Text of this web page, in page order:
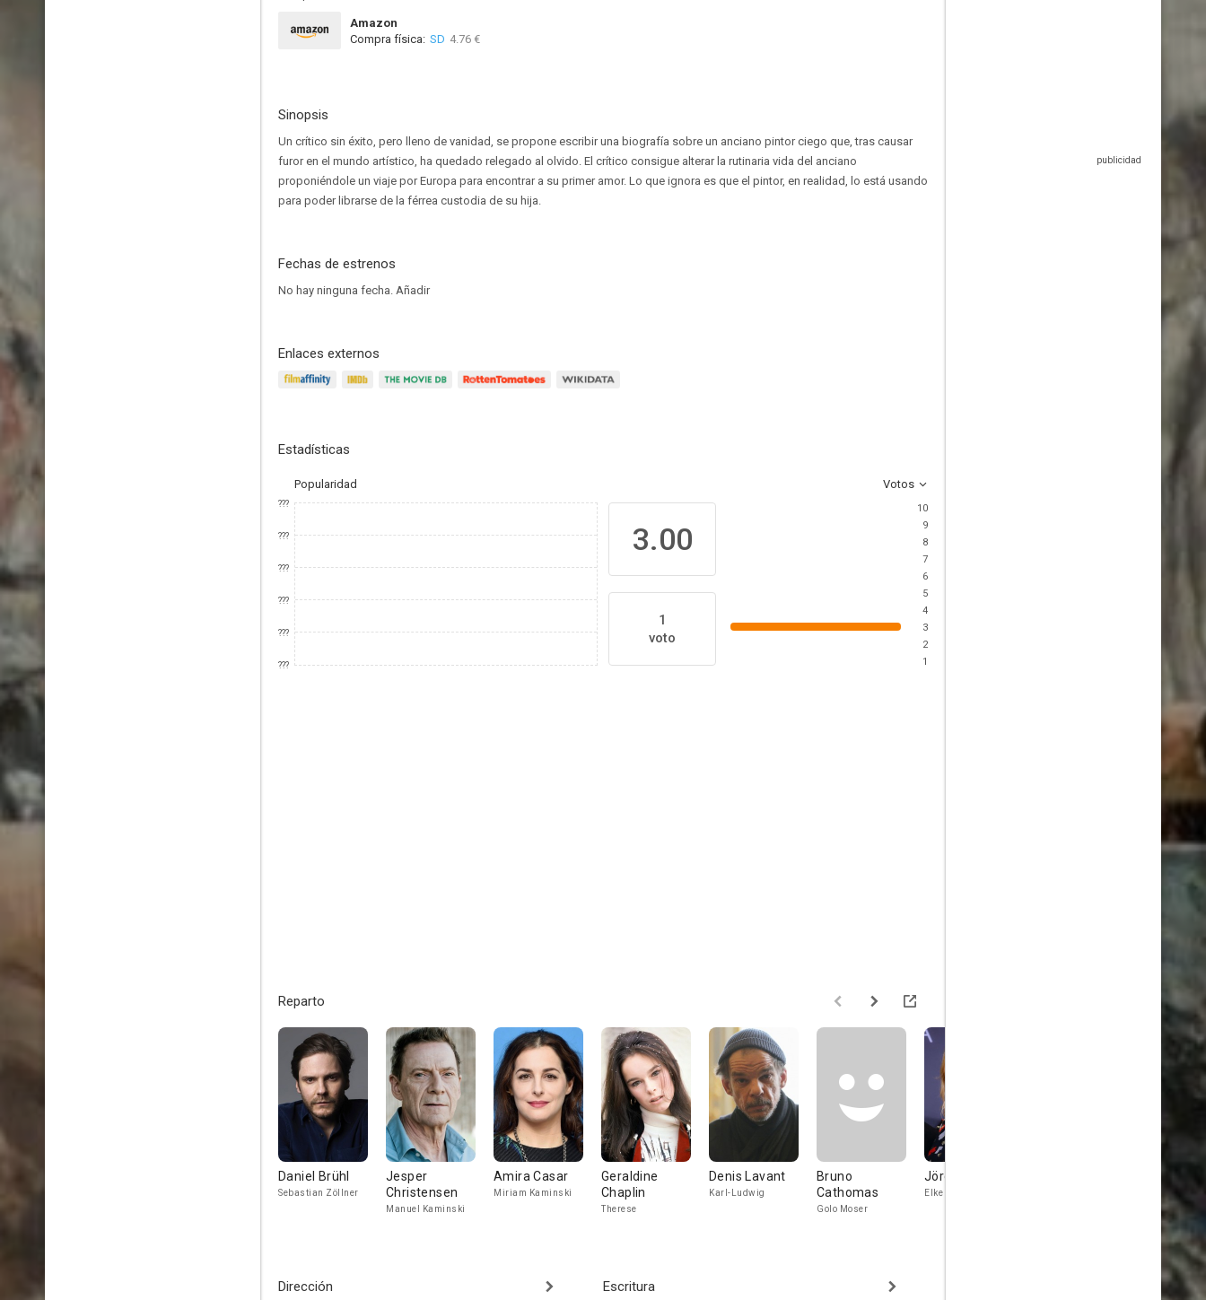
Amazon
Compra física: SD 4.76 €
Sinopsis
Un crítico sin éxito, pero lleno de vanidad, se propone escribir una biografía sobre un anciano pintor ciego que, tras causar
furor en el mundo artístico, ha quedado relegado al olvido. El crítico consigue alterar la rutinaria vida del anciano
proponiéndole un viaje por Europa para encontrar a su primer amor. Lo que ignora es que el pintor, en realidad, lo está usando
para poder librarse de la férrea custodia de su hija.
Fechas de estrenos
No hay ninguna fecha. Añadir
Enlaces externos
Estadísticas
Popularidad Votos
???
???
???
???
???
???
3.00
1
voto
10
9
8
7
6
5
4
3
2
1
Reparto
Daniel Brühl
Sebastian Zöllner
Jesper
Christensen
Manuel Kaminski
Amira Casar
Miriam Kaminski
Geraldine
Chaplin
Therese
Denis Lavant
Karl-Ludwig
Bruno
Cathomas
Golo Moser
Jördis Triebel
Elke
Karl
Dirección Escritura